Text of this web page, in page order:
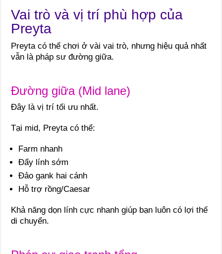
Vai trò và vị trí phù hợp của
Preyta
Preyta có thể chơi ở vài vai trò, nhưng hiệu quả nhất
vẫn là pháp sư đường giữa.
Đường giữa (Mid lane)
Đây là vị trí tối ưu nhất.
Tại mid, Preyta có thể:
Farm nhanh
Đẩy lính sớm
Đảo gank hai cánh
Hỗ trợ rồng/Caesar
Khả năng dọn lính cực nhanh giúp bạn luôn có lợi thế
di chuyển.